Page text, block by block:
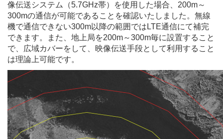
像伝送システム（5.7GHz帯）を使用した場合、200m～
300mの通信が可能であることを確認いたしました。無線
機で通信できない300m以降の範囲ではLTE通信にて補完
できます。また、地上局を200m～300m毎に設置すること
で、広域カバーをして、映像伝送手段として利用すること
は理論上可能です。